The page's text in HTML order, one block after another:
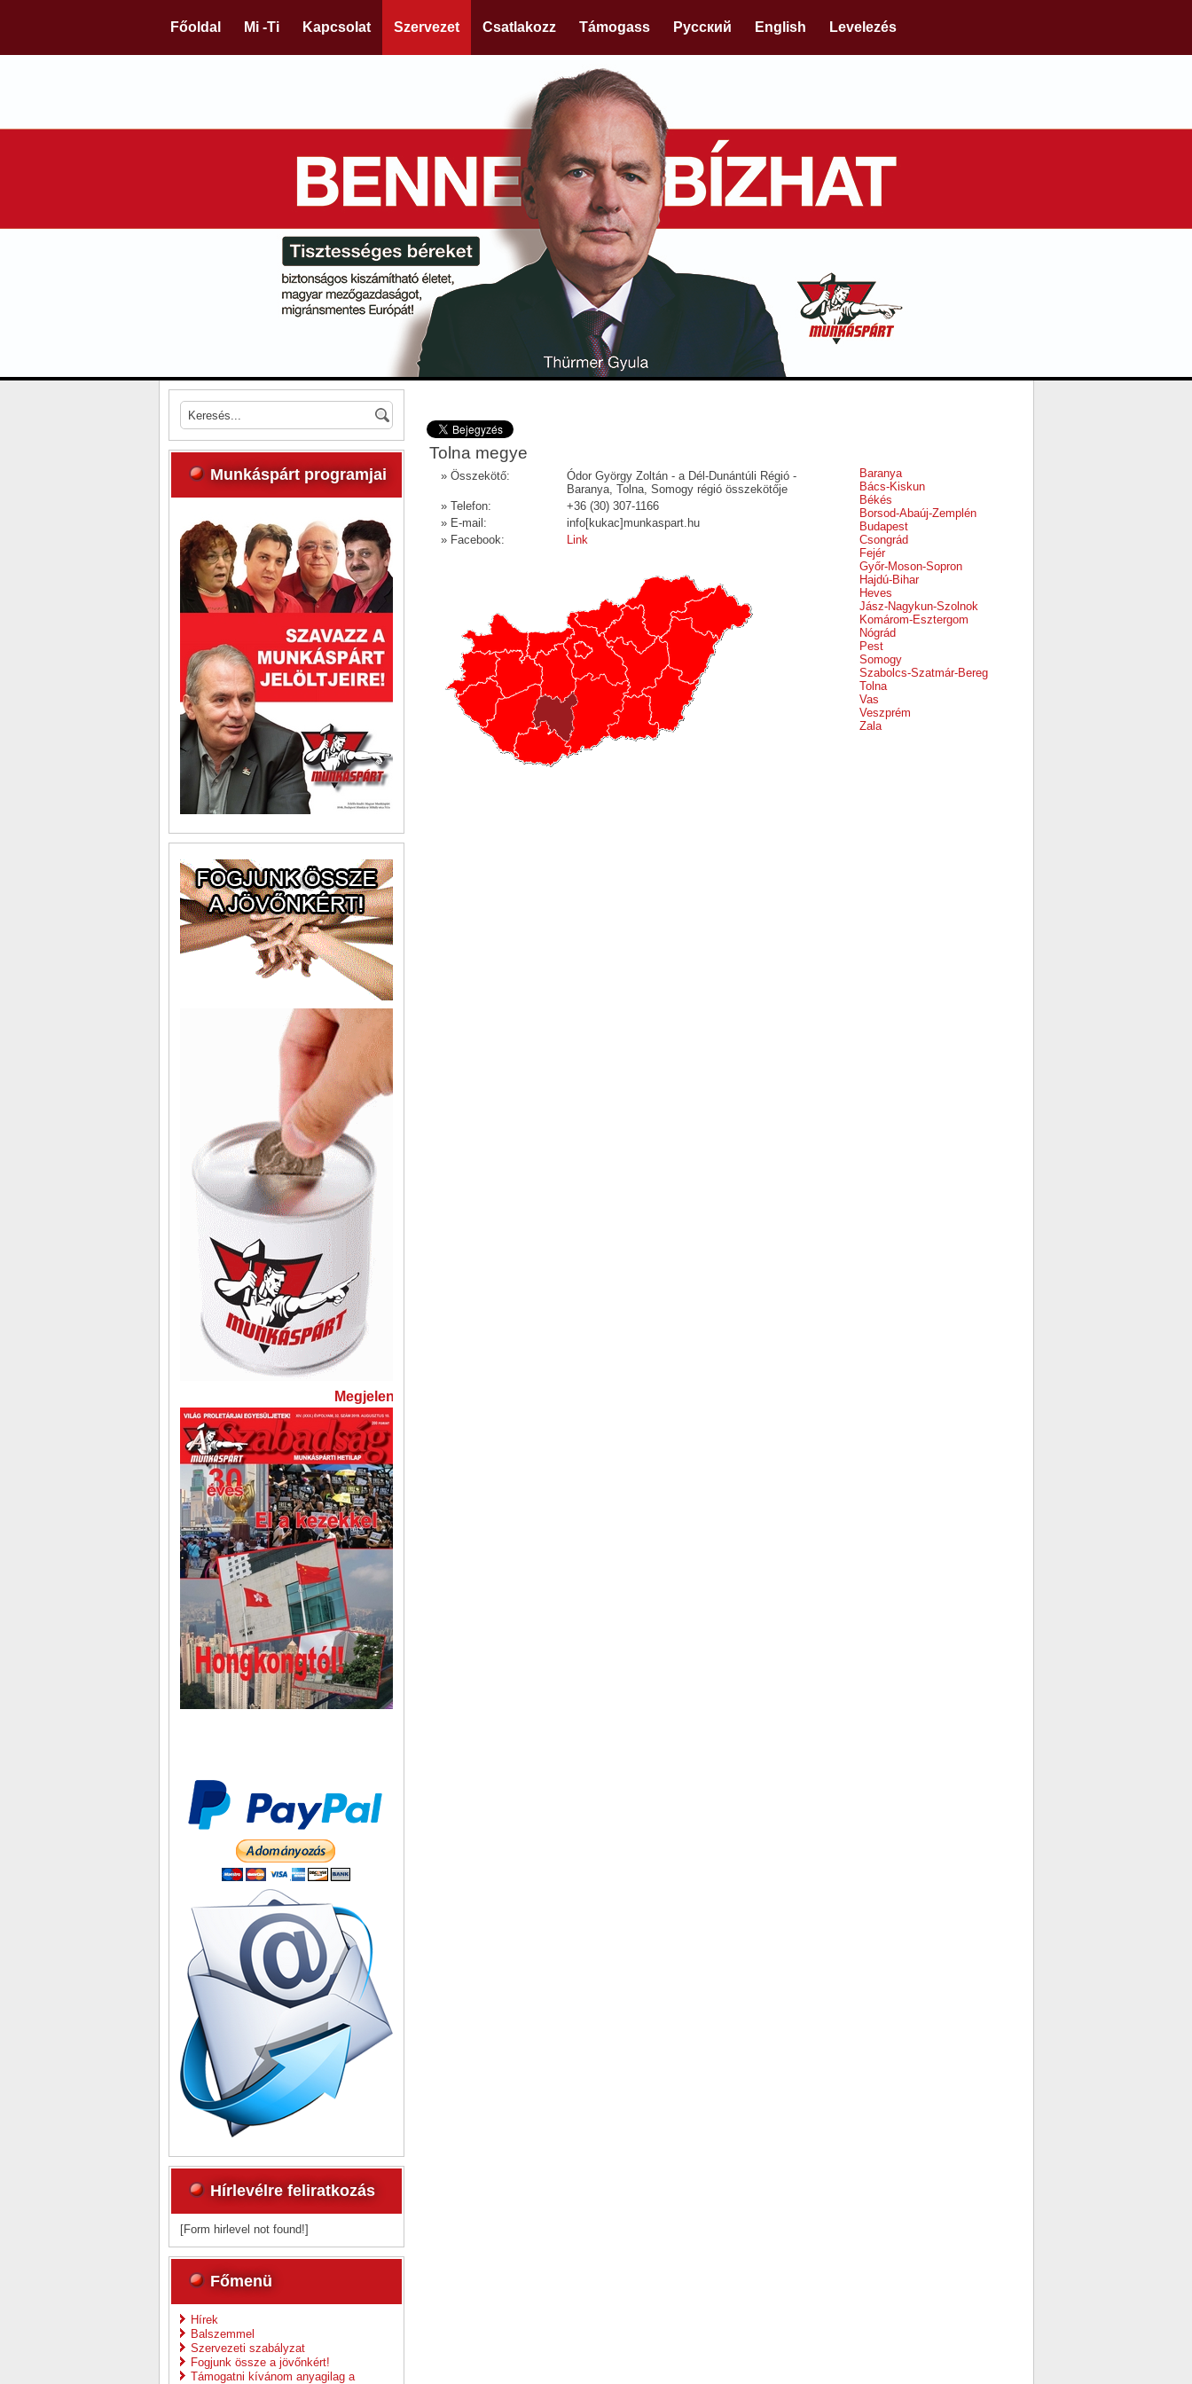
Főoldal Mi -Ti Kapcsolat Szervezet Csatlakozz Támogass Русский English Levelezés
Munkáspárt programjai
Megjelent A Szabadság legújabb száma:
Hírlevélre feliratkozás
[Form hirlevel not found!]
Főmenü
Hírek
Balszemmel
Szervezeti szabályzat
Fogjunk össze a jövőnkért!
Támogatni kívánom anyagilag a
Tolna megye
» Összekötő:
Ódor György Zoltán - a Dél-Dunántúli Régió -
Baranya, Tolna, Somogy régió összekötője
» Telefon:
+36 (30) 307-1166
» E-mail:
info[kukac]munkaspart.hu
» Facebook:
Link
Baranya
Bács-Kiskun
Békés
Borsod-Abaúj-Zemplén
Budapest
Csongrád
Fejér
Győr-Moson-Sopron
Hajdú-Bihar
Heves
Jász-Nagykun-Szolnok
Komárom-Esztergom
Nógrád
Pest
Somogy
Szabolcs-Szatmár-Bereg
Tolna
Vas
Veszprém
Zala